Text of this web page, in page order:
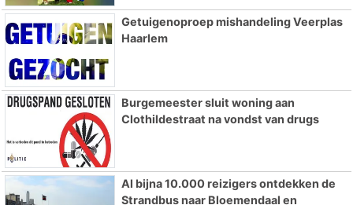
Getuigenoproep mishandeling Veerplas
Haarlem
Burgemeester sluit woning aan
Clothildestraat na vondst van drugs
Al bijna 10.000 reizigers ontdekken de
Strandbus naar Bloemendaal en